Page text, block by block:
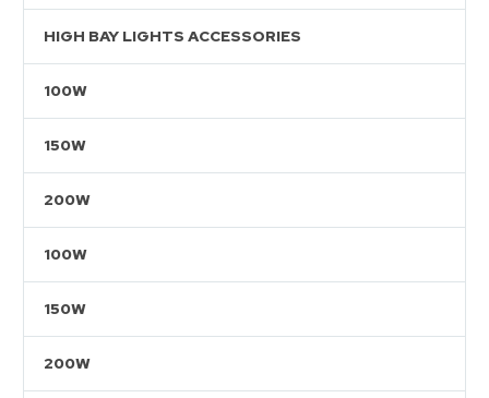
HIGH BAY LIGHTS ACCESSORIES
100W
150W
200W
100W
150W
200W